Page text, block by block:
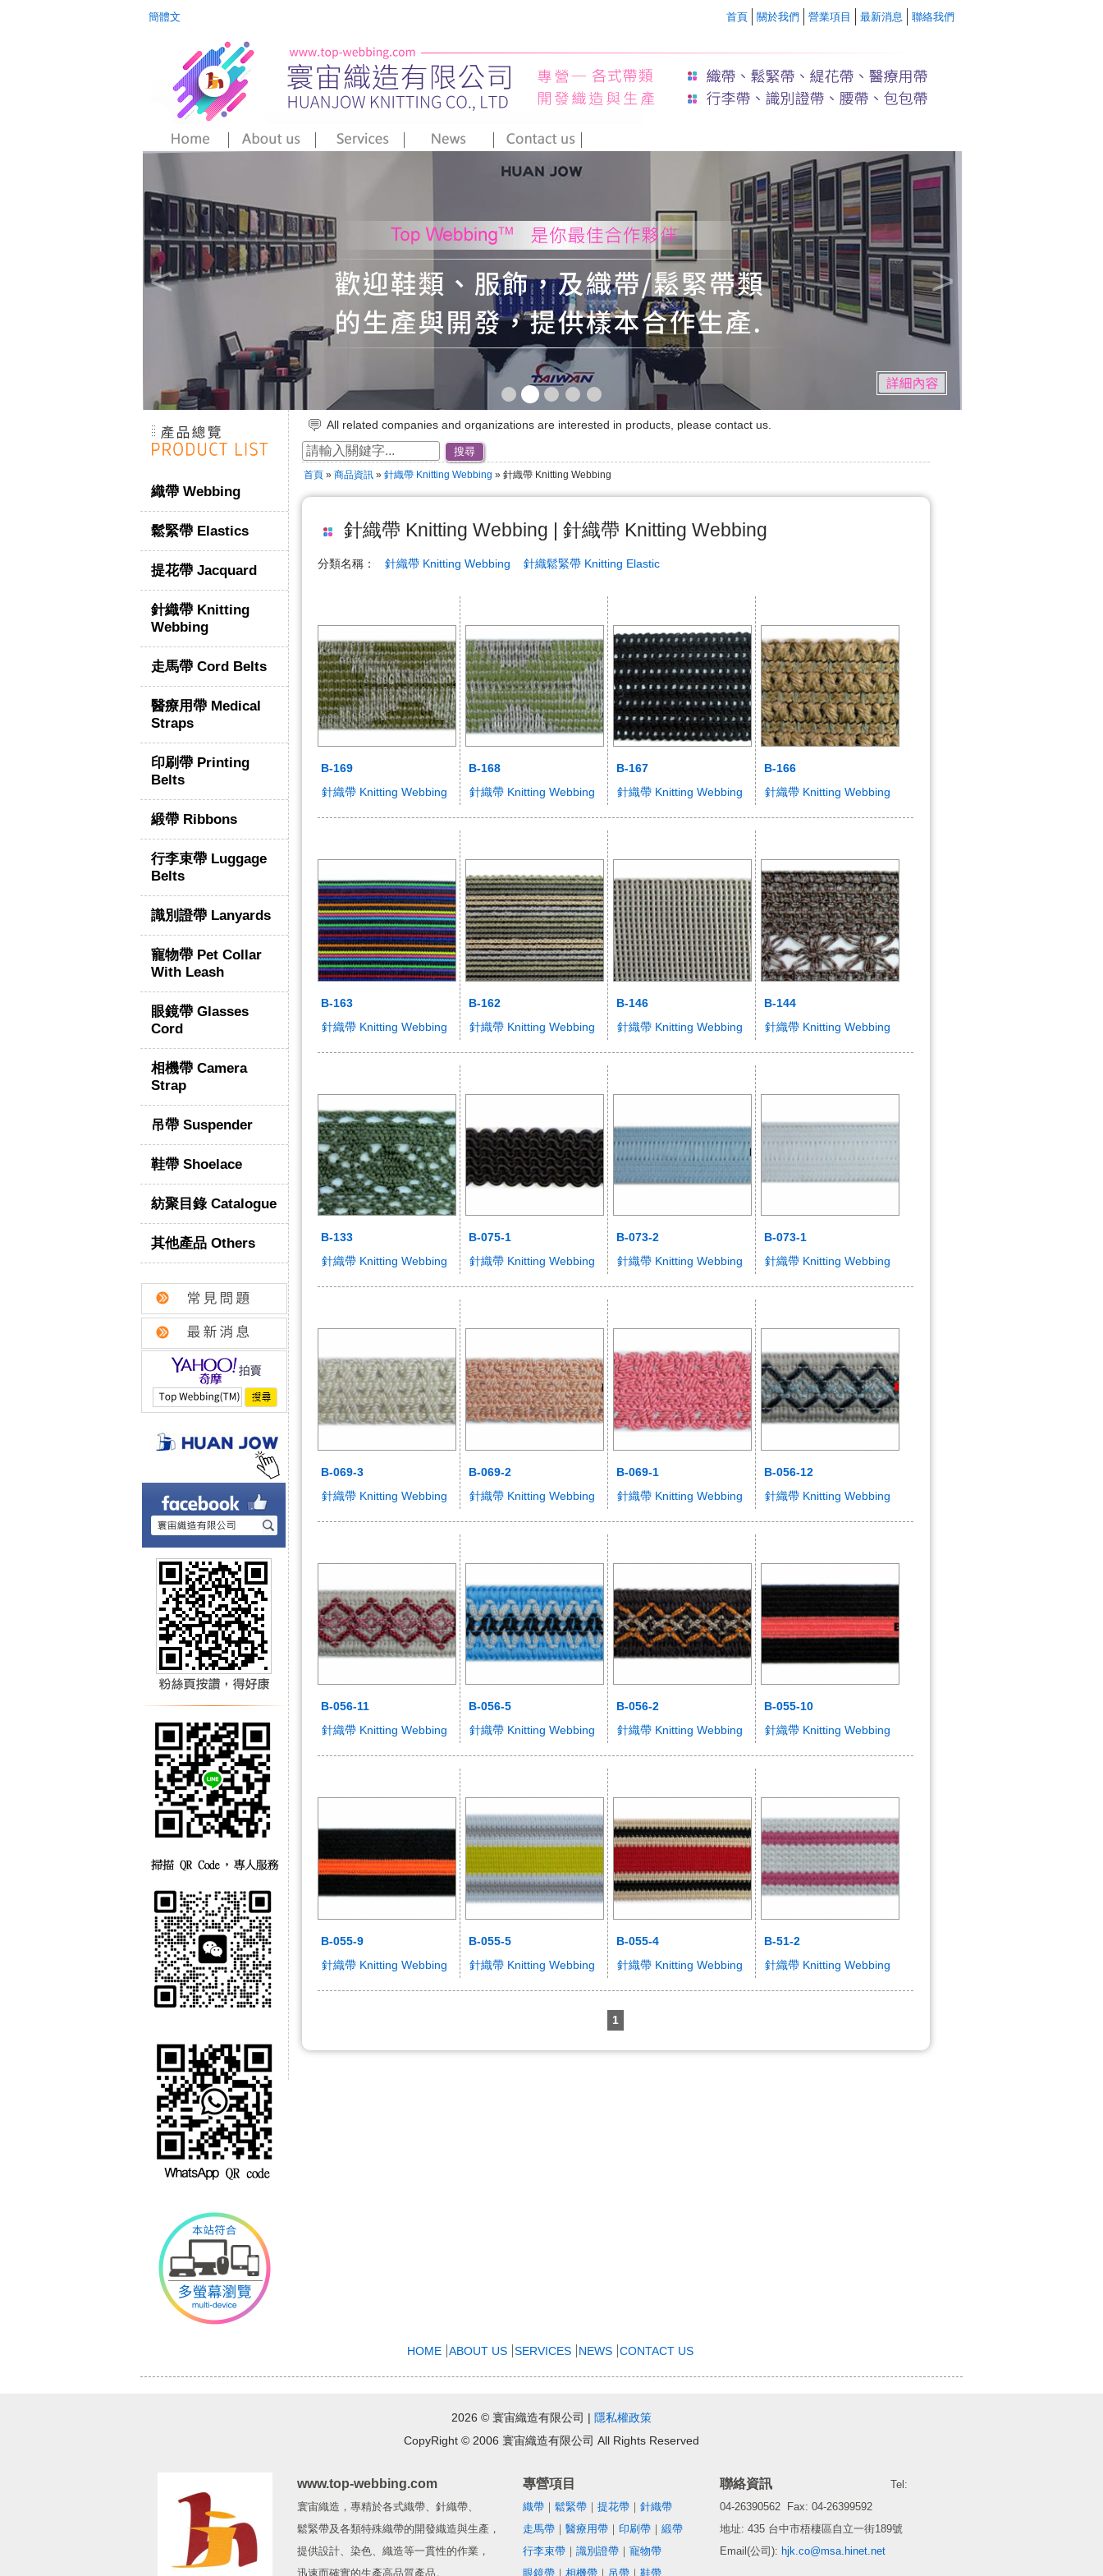
首頁 關於我們 營業項目 最新消息 聯絡我們
簡體文
< >
織帶 Webbing
鬆緊帶 Elastics
提花帶 Jacquard
針織帶 Knitting
Webbing
走馬帶 Cord Belts
醫療用帶 Medical
Straps
印刷帶 Printing
Belts
緞帶 Ribbons
行李束帶 Luggage
Belts
識別證帶 Lanyards
寵物帶 Pet Collar
With Leash
眼鏡帶 Glasses
Cord
相機帶 Camera
Strap
吊帶 Suspender
鞋帶 Shoelace
紡聚目錄 Catalogue
其他產品 Others
All related companies and organizations are interested in products, please contact us.
各相關公司與機構對產品有興趣，歡迎與我們接洽!!
☆ ★~Welcome to our website~☆ ★
搜尋
首頁 » 商品資訊 » 針織帶 Knitting Webbing » 針織帶 Knitting Webbing
針織帶 Knitting Webbing | 針織帶 Knitting Webbing
分類名稱：針織帶 Knitting Webbing 針織鬆緊帶 Knitting Elastic
B-169
針織帶 Knitting Webbing
B-168
針織帶 Knitting Webbing
B-167
針織帶 Knitting Webbing
B-166
針織帶 Knitting Webbing
B-163
針織帶 Knitting Webbing
B-162
針織帶 Knitting Webbing
B-146
針織帶 Knitting Webbing
B-144
針織帶 Knitting Webbing
B-133
針織帶 Knitting Webbing
B-075-1
針織帶 Knitting Webbing
B-073-2
針織帶 Knitting Webbing
B-073-1
針織帶 Knitting Webbing
B-069-3
針織帶 Knitting Webbing
B-069-2
針織帶 Knitting Webbing
B-069-1
針織帶 Knitting Webbing
B-056-12
針織帶 Knitting Webbing
B-056-11
針織帶 Knitting Webbing
B-056-5
針織帶 Knitting Webbing
B-056-2
針織帶 Knitting Webbing
B-055-10
針織帶 Knitting Webbing
B-055-9
針織帶 Knitting Webbing
B-055-5
針織帶 Knitting Webbing
B-055-4
針織帶 Knitting Webbing
B-51-2
針織帶 Knitting Webbing
1
HOME ABOUT US SERVICES NEWS CONTACT US
2026 © 寰宙織造有限公司 | 隱私權政策
CopyRight © 2006 寰宙織造有限公司 All Rights Reserved
www.top-webbing.com
寰宙織造，專精於各式織帶、針織帶、
鬆緊帶及各類特殊織帶的開發織造與生產，
提供設計、染色、織造等一貫性的作業，
迅速而確實的生產高品質產品。
專營項目
織帶 ｜ 鬆緊帶 ｜ 提花帶 ｜ 針織帶
走馬帶 ｜ 醫療用帶 ｜ 印刷帶 ｜ 緞帶
行李束帶 ｜ 識別證帶 ｜ 寵物帶
眼鏡帶 ｜ 相機帶 ｜ 吊帶 ｜ 鞋帶
聯絡資訊 Tel:
04-26390562 Fax: 04-26399592
地址: 435 台中市梧棲區自立一街189號
Email(公司): hjk.co@msa.hinet.net